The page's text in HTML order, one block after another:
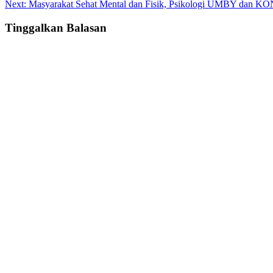
navigation
Next: Masyarakat Sehat Mental dan Fisik, Psikologi UMBY dan
Tinggalkan Balasan